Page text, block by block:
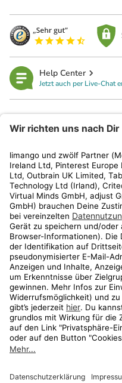
Help Center
Jetzt auch per Live-Chat
Kundenservice
Shop
Aktionen
Travel